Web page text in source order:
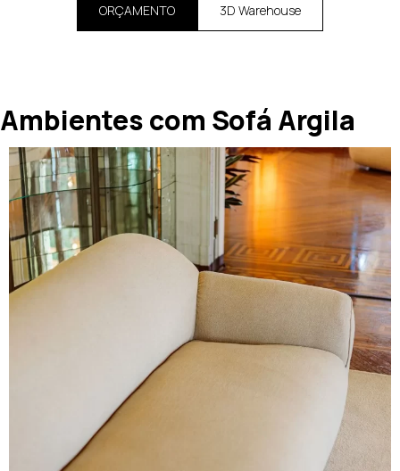
ORÇAMENTO 3D Warehouse
Ambientes com Sofá Argila